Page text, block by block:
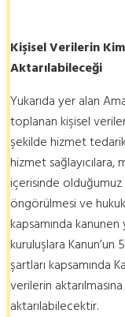
Kişisel Verilerin
Aktarılabileceği
Yukarıda yer alan
toplanan kişisel
şekilde hizmet
hizmet
içerisinde olduğumuz
öngörülmesi ve
kapsamında
kuruluşlara
şartları kapsamında
verilerin
aktarılabilecektir.